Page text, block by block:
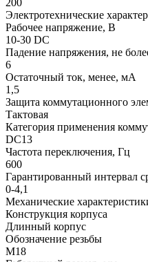
200
Электротехнические
Рабочее напряжение, В
10-30 DC
Падение напряжения, не
6
Остаточный ток, менее, мА
1,5
Защита коммутационного
Тактовая
Категория применения
DC13
Частота переключения, Гц
600
Гарантированный интервал
0-4,1
Механические
Конструкция корпуса
Длинный корпус
Обозначение резьбы
М18